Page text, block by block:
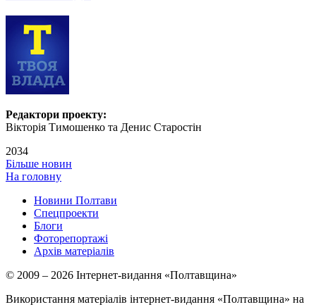
Редактори проекту:
Вікторія Тимошенко та Денис Старостін
2034
Більше новин
На головну
Новини Полтави
Спецпроекти
Блоги
Фоторепортажі
Архів матеріалів
© 2009 – 2026 Інтернет-видання «Полтавщина»
Використання матеріалів інтернет-видання «Полтавщина» на